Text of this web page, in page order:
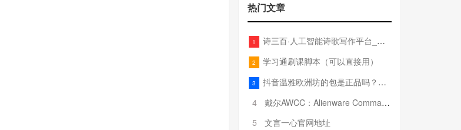
热门文章
1 诗三百·人工智能诗歌写作平台_在线作诗机_藏头诗生成器_电脑对联_姓名作诗
2 学习通刷课脚本（可以直接用）
3
抖音温雅欧洲坊的包是正品吗？温雅卖的包为啥那么便宜？
4
戴尔AWCC：Alienware Command Center 故障排除方法，里面附有超全详解呦，快来快来，欢迎观看~
5
文言一心官网地址